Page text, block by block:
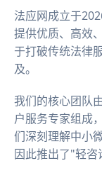
法应网成立于
提供优质、高效
于打破传统法律
及。
我们的核心团队
户服务专家组成
们深刻理解中小
因此推出了"轻咨